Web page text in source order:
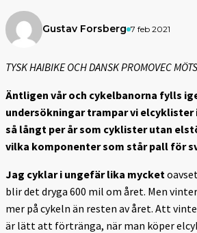
Gustav Forsberg 7 feb 2021
TYSK HAIBIKE OCH DANSK PROMOVEC
Äntligen vår och cykelbanorna fylls
undersökningar trampar vi
så långt per år som cyklister utan
vilka komponenter som står pall för
Jag cyklar i ungefär lika mycket
blir det dryga 600 mil om året. Men
mer på cykeln än resten av året. Att
är lätt att förtränga, när man köper